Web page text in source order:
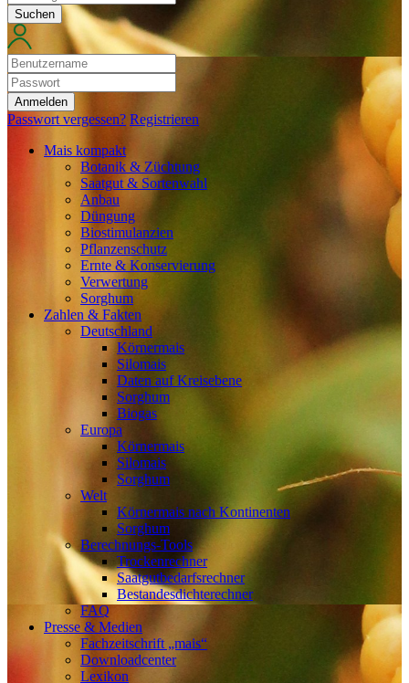
Suchen
Anmelden
Passwort vergessen? Registrieren
Mais kompakt
Botanik & Züchtung
Saatgut & Sortenwahl
Anbau
Düngung
Biostimulanzien
Pflanzenschutz
Ernte & Konservierung
Verwertung
Sorghum
Zahlen & Fakten
Deutschland
Körnermais
Silomais
Daten auf Kreisebene
Sorghum
Biogas
Europa
Körnermais
Silomais
Sorghum
Welt
Körnermais nach Kontinenten
Sorghum
Berechnungs-Tools
Trockenrechner
Saatgutbedarfsrechner
Bestandesdichterechner
FAQ
Presse & Medien
Fachzeitschrift „mais“
Downloadcenter
Lexikon